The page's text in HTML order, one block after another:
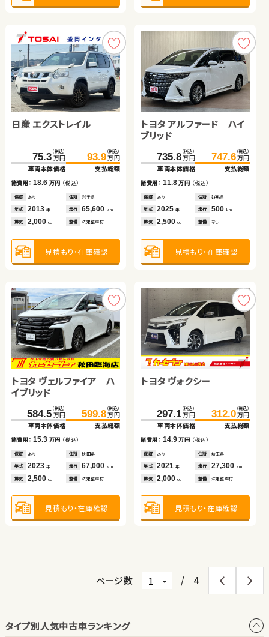
日産 エクストレイル
75.3 （税込）
万円
車両本体価格
93.9 （税込）
万円
支払総額
諸費用：18.6 万円 （税込）
保証 あり 住所 岩手県
年式 2013 年 走行 65,600 km
排気 2,000 cc 整備 法定整備付
見積もり・在庫確認
トヨタ アルファード ハイ
ブリッド
735.8 （税込）
万円
車両本体価格
747.6 （税込）
万円
支払総額
諸費用： 11.8万円 （税込）
保証 あり 住所 群馬県
年式 2025年 走行 500 km
排気 2,500cc 整備 なし
見積もり・在庫確認
トヨタ ヴェルファイア ハ
イブリッド
584.5 （税込）
万円
車両本体価格
599.8 （税込）
万円
支払総額
諸費用：15.3 万円 （税込）
保証 あり 住所 秋田県
年式 2023 年 走行 67,000 km
排気 2,500 cc 整備 法定整備付
見積もり・在庫確認
トヨタ ヴォクシー
297.1 （税込）
万円
車両本体価格
312.0 （税込）
万円
支払総額
諸費用： 14.9万円 （税込）
保証 あり 住所 埼玉県
年式 2021年 走行 27,300 km
排気 2,000cc 整備 法定整備付
見積もり・在庫確認
スズキ ジムニー
195.5万円
車両本体価格
諸費用：4.2 万円 （税込）
保証 なし 住所 岡山県
排気 660 整備 なし
トヨタ アルファード
367.4万円
車両本体価格
諸費用：16.5万円 （税込）
保証 あり 住所 埼玉県
排気 2,500cc 整備 法定整備付
スズキ アルト ＨＢ
67.6万円
車両本体価格
諸費用：8.0 万円 （税込）
保証 なし 住所 群馬県
排気 660 整備 なし
スズキ アルト ＨＢ
81.6万円
車両本体価格
諸費用：7.9 万円 （税込）
保証 なし 住所 埼玉県
排気 660 整備 なし
スバル フォレスター
139.8（税込）
万円
車両本体価格
諸費用：18.2万円 （税込）
保証 あり 住所 神奈川県
排気 2,000cc 整備 法定整備付
トヨタ ヴォクシー ハイブ
リッド
360.0（税込）
万円
車両本体価格
諸費用：9.8 万円 （税込）
保証 あり 住所 岡山県
排気 1,800cc 整備 法定整備付
トヨタ アクア
148.2（税込）
万円
車両本体価格
諸費用：11.5万円 （税込）
保証 なし 住所 岡山県
年式 2017年 走行 50,200km
排気 1,500cc 整備 法定整備付
トヨタ ルーミー
180.1万円
車両本体価格
諸費用：9.3 万円 （税込）
保証 なし 住所 埼玉県
2021年 12,000km
排気 1,000cc 整備 なし
ページ数 / 4
タイプ別人気中古車ランキング